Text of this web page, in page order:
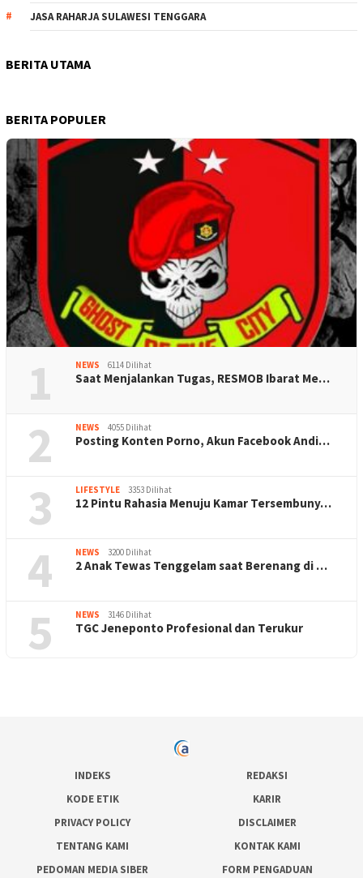
JASA RAHARJA SULAWESI TENGGARA
BERITA UTAMA
BERITA POPULER
1 NEWS 6114 Dilihat
Saat Menjalankan Tugas, RESMOB Ibarat Me…
2 NEWS 4055 Dilihat
Posting Konten Porno, Akun Facebook Andi…
3 LIFESTYLE 3353 Dilihat
12 Pintu Rahasia Menuju Kamar Tersembuny…
4 NEWS 3200 Dilihat
2 Anak Tewas Tenggelam saat Berenang di …
5 NEWS 3146 Dilihat
TGC Jeneponto Profesional dan Terukur
INDEKS
REDAKSI
KODE ETIK
KARIR
PRIVACY POLICY
DISCLAIMER
TENTANG KAMI
KONTAK KAMI
PEDOMAN MEDIA SIBER
FORM PENGADUAN